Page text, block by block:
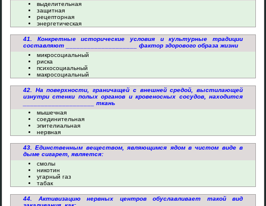
выделительная
защитная
рецепторная
энергетическая
41. Конкретные исторические условия и культурные традиции
составляют ____________________ фактор здорового образа жизни
микросоциальный
риска
психосоциальный
макросоциальный
42. На поверхности, граничащей с внешней средой, выстилающей
изнутри стенки полых органов и кровеносных сосудов, находится
____________________ ткань
мышечная
соединительная
эпителиальная
нервная
43. Единственным веществом, являющимся ядом в чистом виде в
дыме сигарет, является:
смолы
никотин
угарный газ
табак
44. Активизацию нервных центров обуславливает такой вид